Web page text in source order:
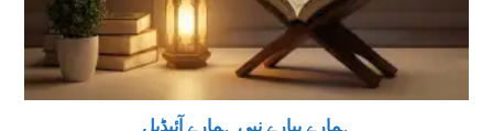
ہمارے پیارے نبی ہمارے آئیڈیل